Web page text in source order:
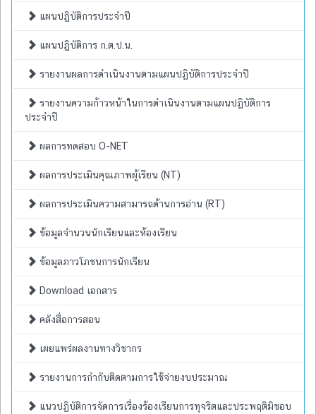
แผนปฏิบัติการประจำปี
แผนปฏิบัติการ ก.ต.ป.น.
รายงานผลการดำเนินงานตามแผนปฏิบัติการประจำปี
รายงานความก้าวหน้าในการดำเนินงานตามแผนปฏิบัติการ
ประจำปี
ผลการทดสอบ O-NET
ผลการประเมินคุณภาพผู้เรียน (NT)
ผลการประเมินความสามารถด้านการอ่าน (RT)
ข้อมูลจำนวนนักเรียนและห้องเรียน
ข้อมูลภาวโภชนการนักเรียน
Download เอกสาร
คลังสื่อการสอน
เผยแพร่ผลงานทางวิชากร
รายงานการกำกับติดตามการใช้จ่ายงบประมาณ
แนวปฏิบัติการจัดการเรื่องร้องเรียนการทุจริตและประพฤติมิชอบ